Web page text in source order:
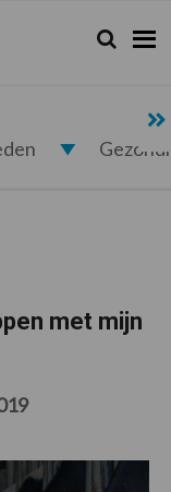
Zoeken...
Zoek
met mijn